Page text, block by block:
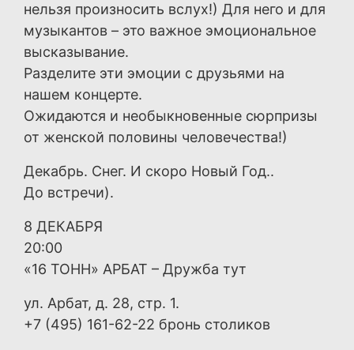
нельзя произносить вслух!) Для него и для
музыкантов – это важное эмоциональное
высказывание.
Разделите эти эмоции с друзьями на
нашем концерте.
Ожидаются и необыкновенные сюрпризы
от женской половины человечества!)
Декабрь. Снег. И скоро Новый Год..
До встречи).
8 ДЕКАБРЯ
20:00
«16 ТОНН» АРБАТ – Дружба тут
ул. Арбат, д. 28, стр. 1.
+7 (495) 161-62-22 бронь столиков